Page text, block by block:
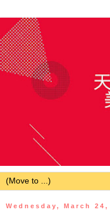
Wednesday, March 24,